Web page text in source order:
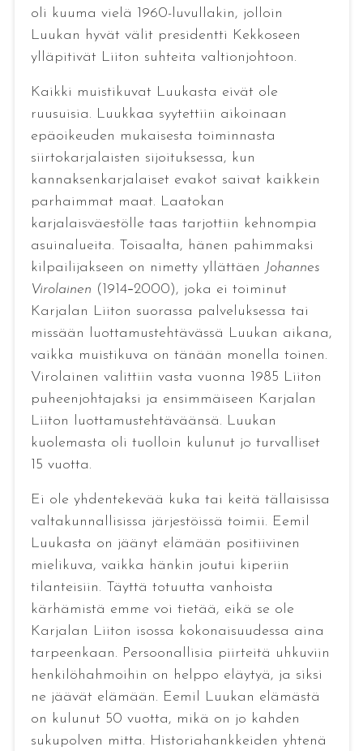
oli kuuma vielä 1960-luvullakin, jolloin
Luukan hyvät välit presidentti Kekkoseen
ylläpitivät Liiton suhteita valtionjohtoon.
Kaikki muistikuvat Luukasta eivät ole
ruusuisia. Luukkaa syytettiin aikoinaan
epäoikeuden mukaisesta toiminnasta
siirtokarjalaisten sijoituksessa, kun
kannaksenkarjalaiset evakot saivat kaikkein
parhaimmat maat. Laatokan
karjalaisväestölle taas tarjottiin kehnompia
asuinalueita. Toisaalta, hänen pahimmaksi
kilpailijakseen on nimetty yllättäen Johannes
Virolainen (1914–2000), joka ei toiminut
Karjalan Liiton suorassa palveluksessa tai
missään luottamustehtävässä Luukan aikana,
vaikka muistikuva on tänään monella toinen.
Virolainen valittiin vasta vuonna 1985 Liiton
puheenjohtajaksi ja ensimmäiseen Karjalan
Liiton luottamustehtäväänsä. Luukan
kuolemasta oli tuolloin kulunut jo turvalliset
15 vuotta.
Ei ole yhdentekevää kuka tai keitä tällaisissa
valtakunnallisissa järjestöissä toimii. Eemil
Luukasta on jäänyt elämään positiivinen
mielikuva, vaikka hänkin joutui kiperiin
tilanteisiin. Täyttä totuutta vanhoista
kärhämistä emme voi tietää, eikä se ole
Karjalan Liiton isossa kokonaisuudessa aina
tarpeenkaan. Persoonallisia piirteitä uhkuviin
henkilöhahmoihin on helppo eläytyä, ja siksi
ne jäävät elämään. Eemil Luukan elämästä
on kulunut 50 vuotta, mikä on jo kahden
sukupolven mitta. Historiahankkeiden yhtenä